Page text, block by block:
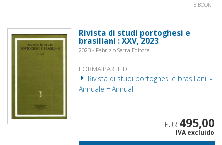
E-BOOK
Rivista di studi portoghesi e
brasiliani : XXV, 2023
2023 - Fabrizio Serra Editore
FORMA PARTE DE
Rivista di studi portoghesi e brasiliani. -
Annuale = Annual
EUR 495,00
IVA excluido